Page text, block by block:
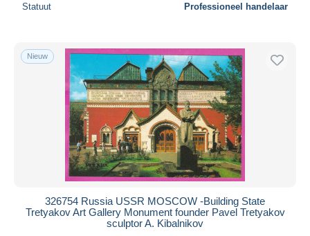
Statuut Professioneel handelaar
Nieuw
326754 Russia USSR MOSCOW -Building State
Tretyakov Art Gallery Monument founder Pavel Tretyakov
sculptor A. Kibalnikov